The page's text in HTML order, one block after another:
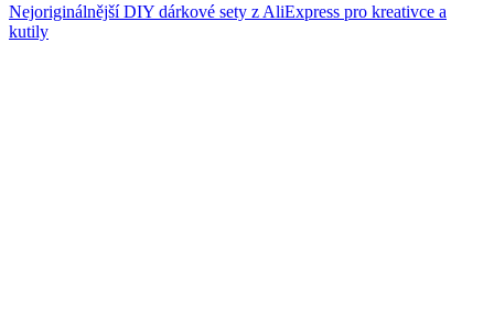
Nejoriginálnější DIY dárkové sety z AliExpress pro kreativce a
kutily